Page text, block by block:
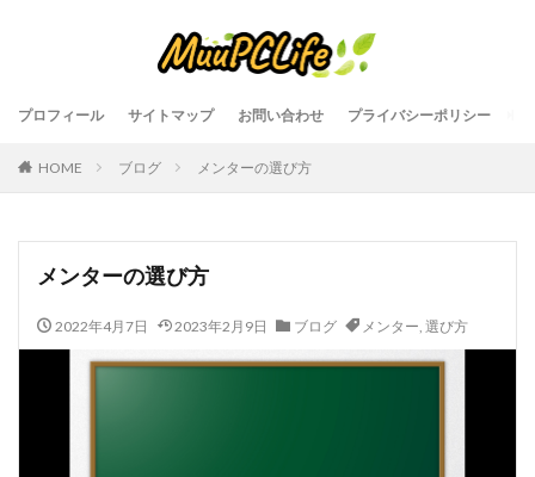
プロフィール サイトマップ お問い合わせ プライバシーポリシー
HOME ブログ メンターの選び方
メンターの選び方
2022年4月7日 2023年2月9日 ブログ メンター, 選び方